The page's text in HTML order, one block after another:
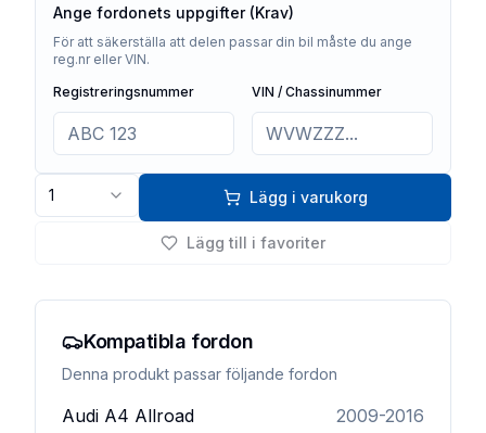
Ange fordonets uppgifter (Krav)
För att säkerställa att delen passar din bil måste du ange
reg.nr eller VIN.
Registreringsnummer
VIN / Chassinummer
1 Lägg i varukorg
Lägg till i favoriter
Kompatibla fordon
Denna produkt passar följande fordon
Audi A4 Allroad 2009-2016